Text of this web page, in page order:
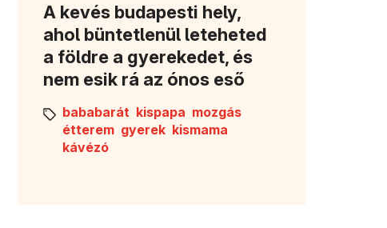
A kevés budapesti hely,
ahol büntetlenül leteheted
a földre a gyerekedet, és
nem esik rá az ónos eső
bababarát kispapa mozgás
étterem gyerek kismama
kávézó